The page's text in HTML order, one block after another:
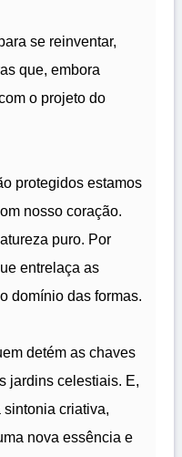
se reinventar,
que, embora
o projeto do
protegidos estamos
nosso coração.
puro. Por
entrelaça as
domínio das formas.
detém as chaves
jardins celestiais. E,
criativa,
nova essência e